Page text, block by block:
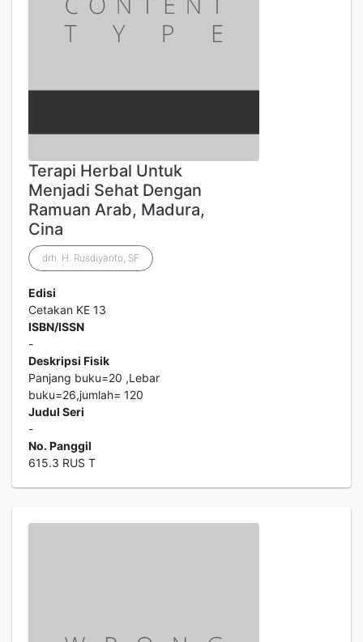
Terapi Herbal Untuk
Menjadi Sehat Dengan
Ramuan Arab, Madura,
Cina
drh. H. Rusdiyanto, SF
Edisi
Cetakan KE 13
ISBN/ISSN
-
Deskripsi Fisik
Panjang buku=20 ,Lebar
buku=26,jumlah= 120
Judul Seri
-
No. Panggil
615.3 RUS T